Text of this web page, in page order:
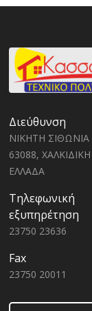
Διεύθυνση
ΝΙΚΗΤΗ ΣΙΘΩΝΙΑ
63088, ΧΑΛΚΙΔΙΚΗ
ΕΛΛΑΔΑ
Τηλεφωνική
εξυπηρέτηση
23750 23636
Fax
23750 20011